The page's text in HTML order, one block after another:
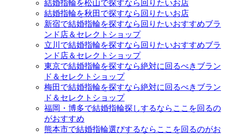
結婚指輪を松山で探すなら回りたいお店
結婚指輪を秋田で探すなら回りたいお店
新宿で結婚指輪を探すなら回りたいおすすめブラ
ンド店＆セレクトショップ
立川で結婚指輪を探すなら回りたいおすすめブラ
ンド店＆セレクトショップ
東京で結婚指輪を探すなら絶対に回るべきブラン
ド＆セレクトショップ
梅田で結婚指輪を探すなら絶対に回るべきブラン
ド＆セレクトショップ
福岡・博多で結婚指輪探しするならここを回るの
がおすすめ
熊本市で結婚指輪選びするならここを回るのがお